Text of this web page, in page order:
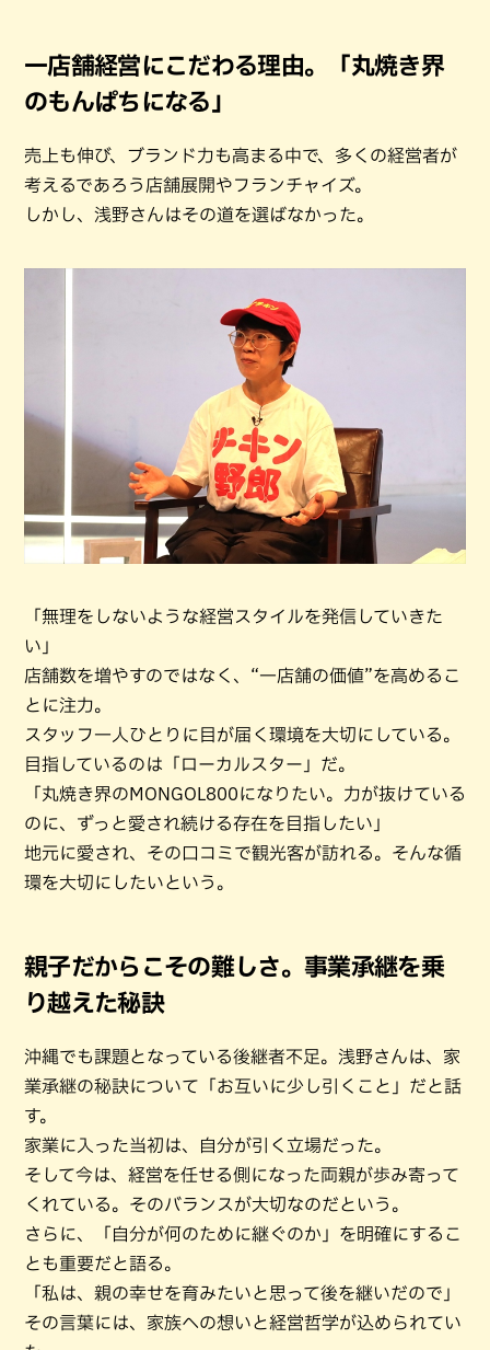
一店舗経営にこだわる理由。「丸焼き界
のもんぱちになる」
売上も伸び、ブランド力も高まる中で、多くの経営者が
考えるであろう店舗展開やフランチャイズ。
しかし、浅野さんはその道を選ばなかった。
「無理をしないような経営スタイルを発信していきた
い」
店舗数を増やすのではなく、“一店舗の価値”を高めるこ
とに注力。
スタッフ一人ひとりに目が届く環境を大切にしている。
目指しているのは「ローカルスター」だ。
「丸焼き界のMONGOL800になりたい。力が抜けている
のに、ずっと愛され続ける存在を目指したい」
地元に愛され、その口コミで観光客が訪れる。そんな循
環を大切にしたいという。
親子だからこその難しさ。事業承継を乗
り越えた秘訣
沖縄でも課題となっている後継者不足。浅野さんは、家
業承継の秘訣について「お互いに少し引くこと」だと話
す。
家業に入った当初は、自分が引く立場だった。
そして今は、経営を任せる側になった両親が歩み寄って
くれている。そのバランスが大切なのだという。
さらに、「自分が何のために継ぐのか」を明確にするこ
とも重要だと語る。
「私は、親の幸せを育みたいと思って後を継いだので」
その言葉には、家族への想いと経営哲学が込められてい